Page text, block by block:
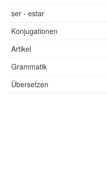
ser - estar
Konjugationen
Artikel
Grammatik
Übersetzen